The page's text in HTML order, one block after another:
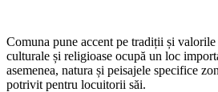
Comuna pune accent pe tradiții și
culturale și religioase ocupă un loc
asemenea, natura și peisajele specifice
potrivit pentru locuitorii săi.